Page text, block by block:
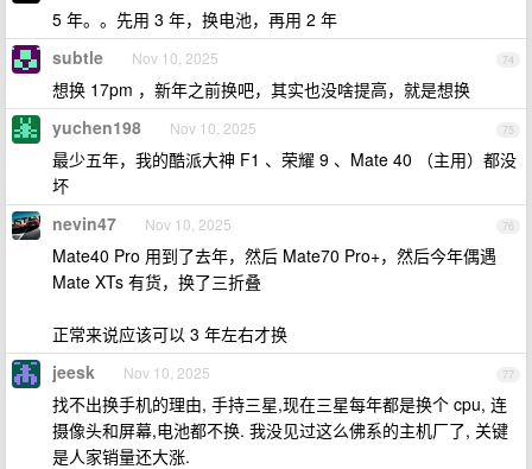
5 年。。先用 3 年，换电池，再用 2 年
74
subtle Nov 10, 2025
想换 17pm ，新年之前换吧，其实也没啥提高，就是想换
75
yuchen198 Nov 10, 2025
最少五年，我的酷派大神 F1 、荣耀 9 、Mate 40 （主用）都没
坏
76
nevin47 Nov 10, 2025
Mate40 Pro 用到了去年，然后 Mate70 Pro+，然后今年偶遇
Mate XTs 有货，换了三折叠
正常来说应该可以 3 年左右才换
77
jeesk Nov 10, 2025
找不出换手机的理由, 手持三星,现在三星每年都是换个 cpu, 连
摄像头和屏幕,电池都不换. 我没见过这么佛系的主机厂了, 关键
是人家销量还大涨.